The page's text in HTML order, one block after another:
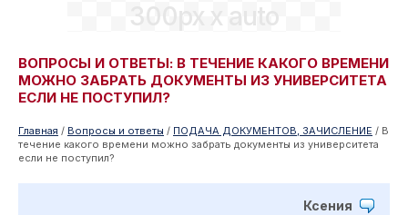
Войти
300px x auto
ВОПРОСЫ И ОТВЕТЫ: В ТЕЧЕНИЕ КАКОГО ВРЕМЕНИ
МОЖНО ЗАБРАТЬ ДОКУМЕНТЫ ИЗ УНИВЕРСИТЕТА
ЕСЛИ НЕ ПОСТУПИЛ?
Главная / Вопросы и ответы / ПОДАЧА ДОКУМЕНТОВ, ЗАЧИСЛЕНИЕ / В
течение какого времени можно забрать документы из университета
если не поступил?
Ксения